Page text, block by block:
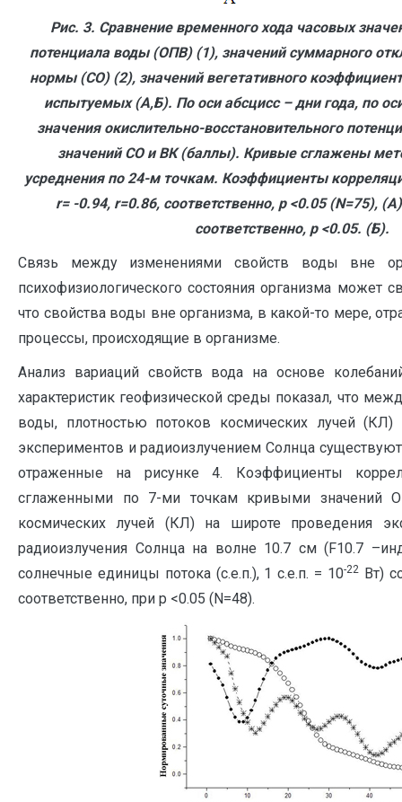
Рис. 3. Сравнение временного хода часовых
потенциала воды (ОПВ) (1), значений суммарного
нормы (СО) (2), значений вегетативного
испытуемых (А,Б). По оси абсцисс – дни года, по
значения окислительно-восстановительного
значений СО и ВК (баллы). Кривые сглажены
усреднения по 24-м точкам. Коэффициенты
r= -0.94, r=0.86, соответственно, p<0.05 (N=75),
соответственно, p<0.05. (Б).
Связь между изменениями свойств воды вне
психофизиологического состояния организма может
что свойства воды вне организма, в какой-то мере,
процессы, происходящие в организме.
Анализ вариаций свойств вода на основе
характеристик геофизической среды показал, что
воды, плотностью потоков космических лучей
экспериментов и радиоизлучением Солнца
отраженные на рисунке 4. Коэффициенты
сглаженными по 7-ми точкам кривыми значений
космических лучей (КЛ) на широте проведения
радиоизлучения Солнца на волне 10.7 см (F10.7
солнечные единицы потока (с.е.п.), 1 с.е.п. = 10-22Вт)
соответственно, при p <0.05 (N=48).